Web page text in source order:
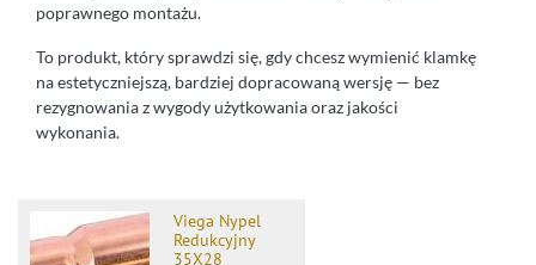
poprawnego montażu.
To produkt, który sprawdzi się, gdy chcesz wymienić klamkę
na estetyczniejszą, bardziej dopracowaną wersję — bez
rezygnowania z wygody użytkowania oraz jakości
wykonania.
Viega Nypel
Redukcyjny
35X28